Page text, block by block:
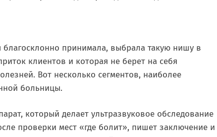
благосклонно принимала, выбрала такую нишу в
клиентов и которая не берет на себя
Вот несколько сегментов, наиболее
больницы.
который делает ультразвуковое обследование
проверки мест «где болит», пишет заключение и